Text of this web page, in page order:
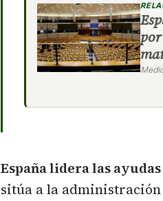
España lidera las
sitúa a la administración